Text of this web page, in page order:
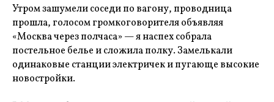
Утром зашумели соседи по вагону, проводница
прошла, голосом громкоговорителя объявляя
«Москва через полчаса» — я наспех собрала
постельное белье и сложила полку. Замелькали
одинаковые станции электричек и пугающе высокие
новостройки.